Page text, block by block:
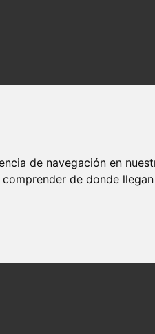
de navegación en
de donde